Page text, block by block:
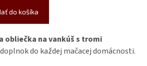
do košíka
obliečka na vankúšs tromi
do každej mačacej domácnosti.